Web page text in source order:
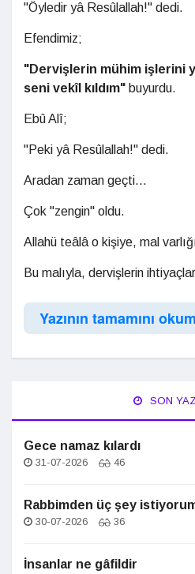
"Öyledir yâ Resûlallah!" dedi.
Efendimiz;
"Dervişlerin mühim işlerini
seni vekîl kıldım" buyurdu.
Ebû Alî;
"Peki yâ Resûlallah!" dedi.
Aradan zaman geçti...
Çok "zengin" oldu.
Allahü teâlâ o kişiye, mal
Bu malıyla, dervişlerin
Yazının tamamını
SON
Gece namaz kılardı
31-07-2026 46
Rabbimden üç şey
30-07-2026 36
İnsanlar ne gâfildir